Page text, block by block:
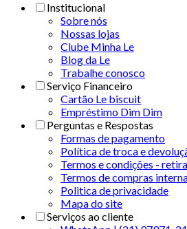
Institucional
Sobre nós
Nossas lojas
Clube Minha Le
Blog da Le
Trabalhe conosco
Serviço Financeiro
Cartão Le biscuit
Empréstimo Dim Dim
Perguntas e Respostas
Formas de pagamento
Política de troca e
Termos e condições -
Termos de compras
Politica de privacidade
Mapa do site
Serviços ao cliente